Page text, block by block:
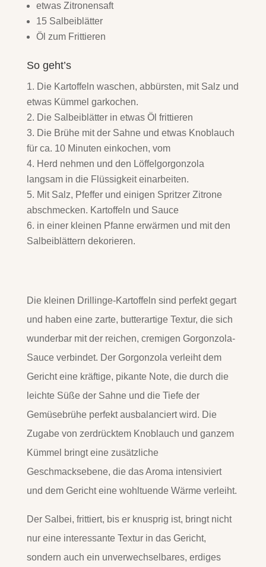
etwas Zitronensaft
15 Salbeiblätter
Öl zum Frittieren
So geht’s
Die Kartoffeln waschen, abbürsten, mit Salz und
etwas Kümmel garkochen.
Die Salbeiblätter in etwas Öl frittieren
Die Brühe mit der Sahne und etwas Knoblauch
für ca. 10 Minuten einkochen, vom
Herd nehmen und den Löffelgorgonzola
langsam in die Flüssigkeit einarbeiten.
Mit Salz, Pfeffer und einigen Spritzer Zitrone
abschmecken. Kartoffeln und Sauce
in einer kleinen Pfanne erwärmen und mit den
Salbeiblättern dekorieren.
Die kleinen Drillinge-Kartoffeln sind perfekt gegart
und haben eine zarte, butterartige Textur, die sich
wunderbar mit der reichen, cremigen Gorgonzola-
Sauce verbindet. Der Gorgonzola verleiht dem
Gericht eine kräftige, pikante Note, die durch die
leichte Süße der Sahne und die Tiefe der
Gemüsebrühe perfekt ausbalanciert wird. Die
Zugabe von zerdrücktem Knoblauch und ganzem
Kümmel bringt eine zusätzliche
Geschmacksebene, die das Aroma intensiviert
und dem Gericht eine wohltuende Wärme verleiht.
Der Salbei, frittiert, bis er knusprig ist, bringt nicht
nur eine interessante Textur in das Gericht,
sondern auch ein unverwechselbares, erdiges